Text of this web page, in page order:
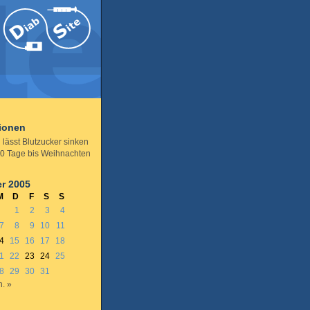
lässt Blutzucker sinken
Tage bis Weihnachten
2005
D F S
S
1
2 3
4
7 8 9 10
11
15 16 17
18
22 23 24 25
29 30 31
»